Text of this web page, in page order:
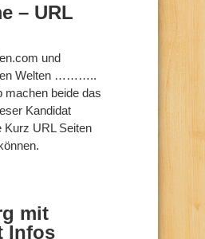
– URL
und
Welten ………..
machen beide das
Kandidat
Kurz URL Seiten
mit
Infos